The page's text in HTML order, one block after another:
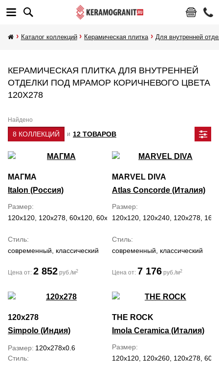
Каталог коллекций Керамическая плитка Для внутренней
КЕРАМИЧЕСКАЯ ПЛИТКА ДЛЯ ВНУТРЕННЕЙ
ОТДЕЛКИ ПОД МРАМОР КОРИЧНЕВОГО ЦВЕТА
120Х278
Найдено
8 КОЛЛЕКЦИЙ и 12 ТОВАРОВ
МАГМА
Italon (Россия)
Размер
120x120, 120x278, 60x120, 60x60, 80x160
Стиль
современный, классический
Цена от: 2 852 руб./м2
MARVEL DIVA
Atlas Concorde (Италия)
Размер
120x120, 120x240, 120x278,
Стиль
современный, классический
Цена от: 7 176 руб./м2
120x278
Simpolo (Индия)
Размер 120x278x0.6
Стиль
THE ROCK
Imola Ceramica (Италия)
Размер
120x120, 120x260, 120x278,